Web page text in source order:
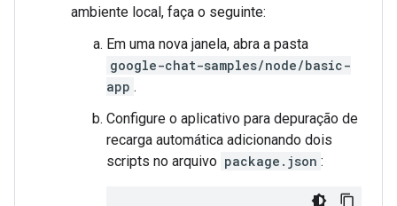
ambiente local, faça o seguinte:
Em uma nova janela, abra a pasta
google-chat-samples/node/basic-
app .
Configure o aplicativo para depuração de
recarga automática adicionando dois
scripts no arquivo package.json :